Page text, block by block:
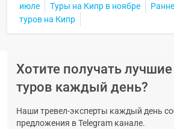
июле
Туры на Кипр в ноябре
туров на Кипр
Хотите получать
туров каждый день?
Наши тревел-эксперты каждый день
предложения в Telegram канале.